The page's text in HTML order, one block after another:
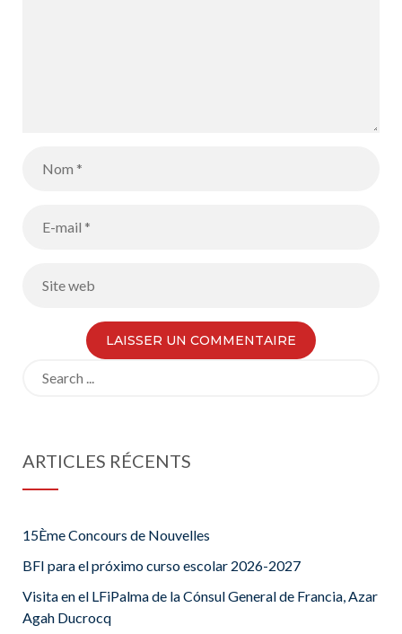
ARTICLES RÉCENTS
15Ème Concours de Nouvelles
BFI para el próximo curso escolar 2026-2027
Visita en el LFiPalma de la Cónsul General de Francia, Azar
Agah Ducrocq